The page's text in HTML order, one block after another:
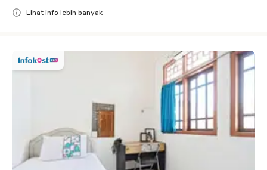
Lihat info lebih banyak